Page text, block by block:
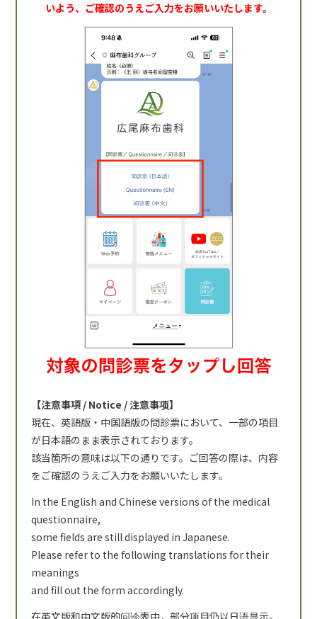
いよう、ご確認のうえご入力をお願いいたします。
【注意事項 / Notice / 注意事项】
現在、英語版・中国語版の問診票において、一部の項目
が日本語のまま表示されております。
該当箇所の意味は以下の通りです。ご回答の際は、内容
をご確認のうえご入力をお願いいたします。
In the English and Chinese versions of the medical
questionnaire,
some fields are still displayed in Japanese.
Please refer to the following translations for their
meanings
and fill out the form accordingly.
在英文版和中文版的问诊表中，部分项目仍以日语显示。